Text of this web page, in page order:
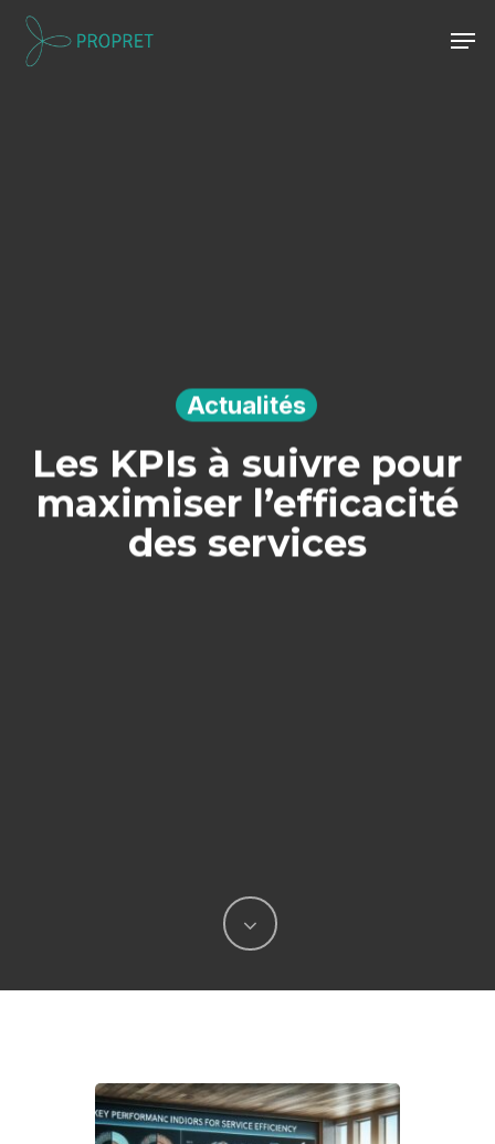
Skip
Actualités
Les KPIs à suivre pour
maximiser l’efficacité
des services